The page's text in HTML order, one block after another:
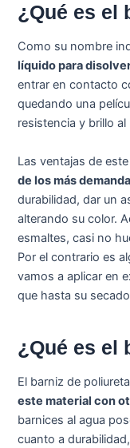
¿Qué es el
Como su nombre
líquido para
entrar en contacto
quedando una
resistencia y brillo
Las ventajas de
de los más
durabilidad, dar un
alterando su color.
esmaltes, casi no
Por el contrario es
vamos a aplicar en
que hasta su
¿Qué es el
El barniz de
este material con
barnices al agua
cuanto a